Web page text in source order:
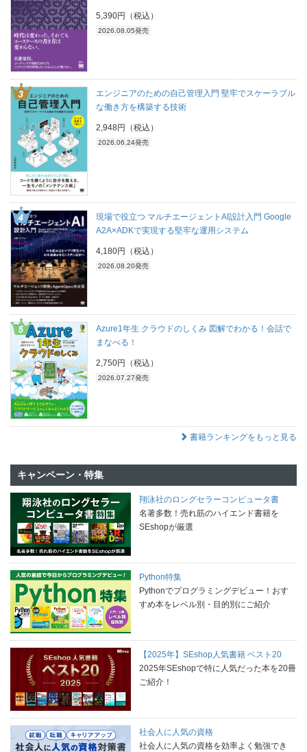
5,390円（税込）
2026.08.05発売
エンジニアのための自己管理入門 堅牢でスケーラブル
な働き方を構築する技術
2,948円（税込）
2026.06.24発売
現場で役立つ マルチエージェントAI設計入門 Google
A2A×ADKで実現する堅牢な運用システム
4,180円（税込）
2026.08.20発売
Azure1年生 クラウドのしくみ 図解でわかる！会話で
まなべる！
2,750円（税込）
2026.07.27発売
書籍ランキングをもっと見る
キャンペーン・特集
翔泳社のロングセラーコンピュータ書
名著多数！売れ筋のハイエンド書籍を
SEshopが厳選
Python特集
Pythonでプログラミングデビュー！おす
すめ本をレベル別・目的別にご紹介
【2025年】SEshop人気書籍 ベスト20
2025年SEshopで特に人気だった本を20冊
ご紹介！
社会人に人気の資格
社会人に人気の資格を効率よく勉強でき